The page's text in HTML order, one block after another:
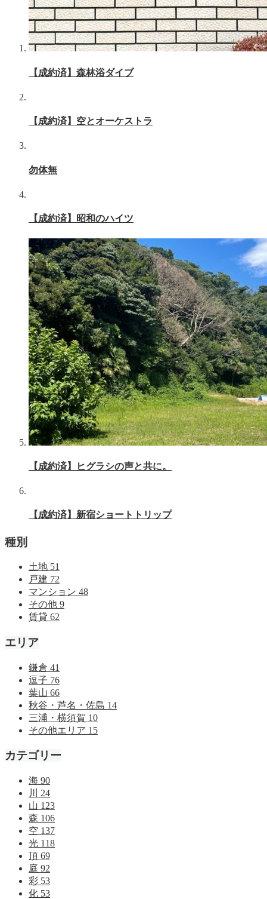
【成約済】森林浴ダイブ
【成約済】空とオーケストラ
勿体無
【成約済】昭和のハイツ
【成約済】ヒグラシの声と共に。
【成約済】新宿ショートトリップ
種別
土地 51
戸建 72
マンション 48
その他 9
賃貸 62
エリア
鎌倉 41
逗子 76
葉山 66
秋谷・芦名・佐島 14
三浦・横須賀 10
その他エリア 15
カテゴリー
海 90
川 24
山 123
森 106
空 137
光 118
頂 69
庭 92
彩 53
化 53